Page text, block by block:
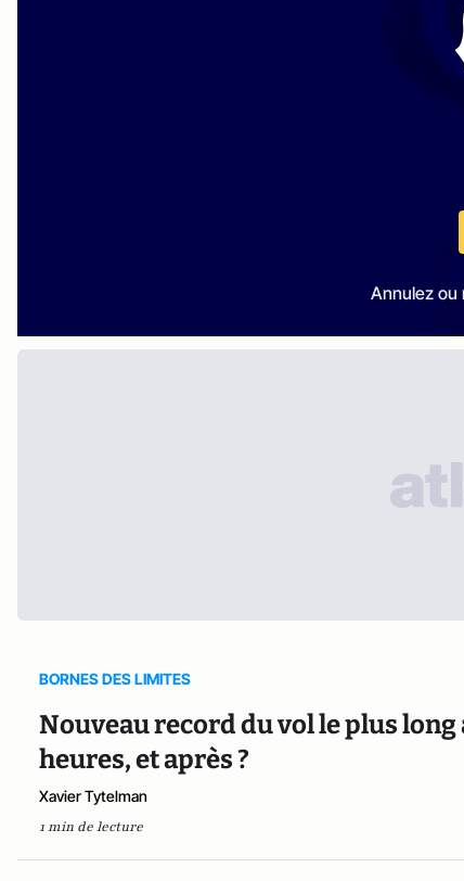
Annulez ou
BORNES DES LIMITES
Nouveau record du vol le plus long
heures, et après ?
Xavier Tytelman
1 min de lecture